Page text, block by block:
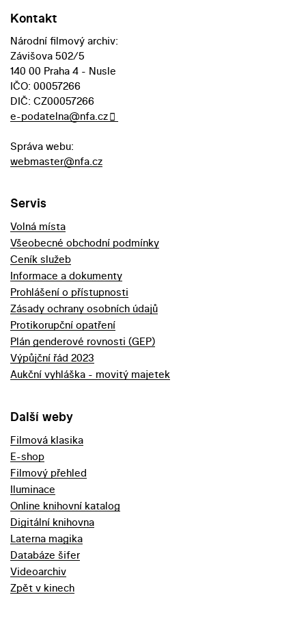
Kontakt
Národní filmový archiv:
Závišova 502/5
140 00 Praha 4 - Nusle
IČO: 00057266
DIČ: CZ00057266
e-podatelna@nfa.cz
Správa webu:
webmaster@nfa.cz
Servis
Volná místa
Všeobecné obchodní podmínky
Ceník služeb
Informace a dokumenty
Prohlášení o přístupnosti
Zásady ochrany osobních údajů
Protikorupční opatření
Plán genderové rovnosti (GEP)
Výpůjční řád 2023
Aukční vyhláška - movitý majetek
Další weby
Filmová klasika
E-shop
Filmový přehled
Iluminace
Online knihovní katalog
Digitální knihovna
Laterna magika
Databáze šifer
Videoarchiv
Zpět v kinech